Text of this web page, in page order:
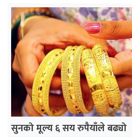
सुनको मूल्य ६ सय रुपैयाँले बढ्यो